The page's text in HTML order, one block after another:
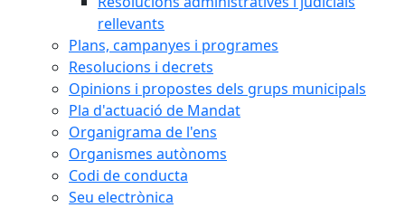
rellevants
Plans, campanyes i programes
Resolucions i decrets
Opinions i propostes dels grups municipals
Pla d'actuació de Mandat
Organigrama de l'ens
Organismes autònoms
Codi de conducta
Seu electrònica